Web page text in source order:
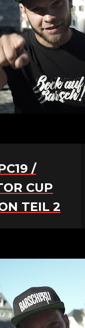
/
CUP
TEIL 2